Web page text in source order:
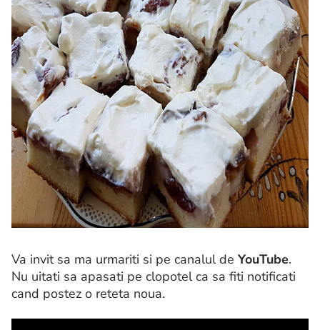
Va invit sa ma urmariti si pe canalul deYouTube.
Nu uitati sa apasati pe clopotel ca sa fiti notificati
cand postez o reteta noua.